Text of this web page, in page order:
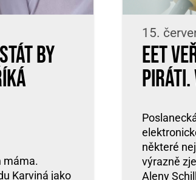
by
máma.
Karviná jako
15.
EET
Piráti.
některé
výrazně
Aleny